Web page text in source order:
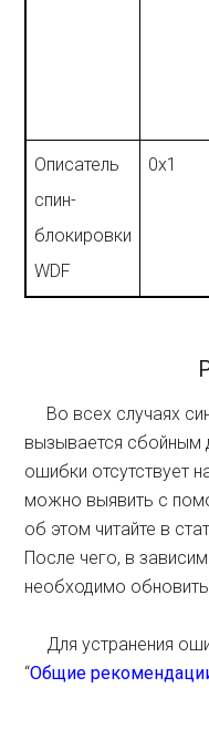
Описатель
спин-
блокировки
WDF
0x1
Во всех случаях
вызывается сбойным
ошибки отсутствует
можно выявить с
об этом читайте в
После чего, в
необходимо
Для устранения
“Общие